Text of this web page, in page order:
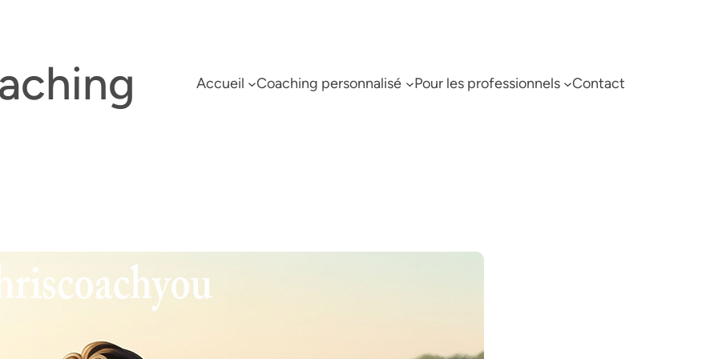
Accueil Coaching personnalisé Pour les professionnels Contact